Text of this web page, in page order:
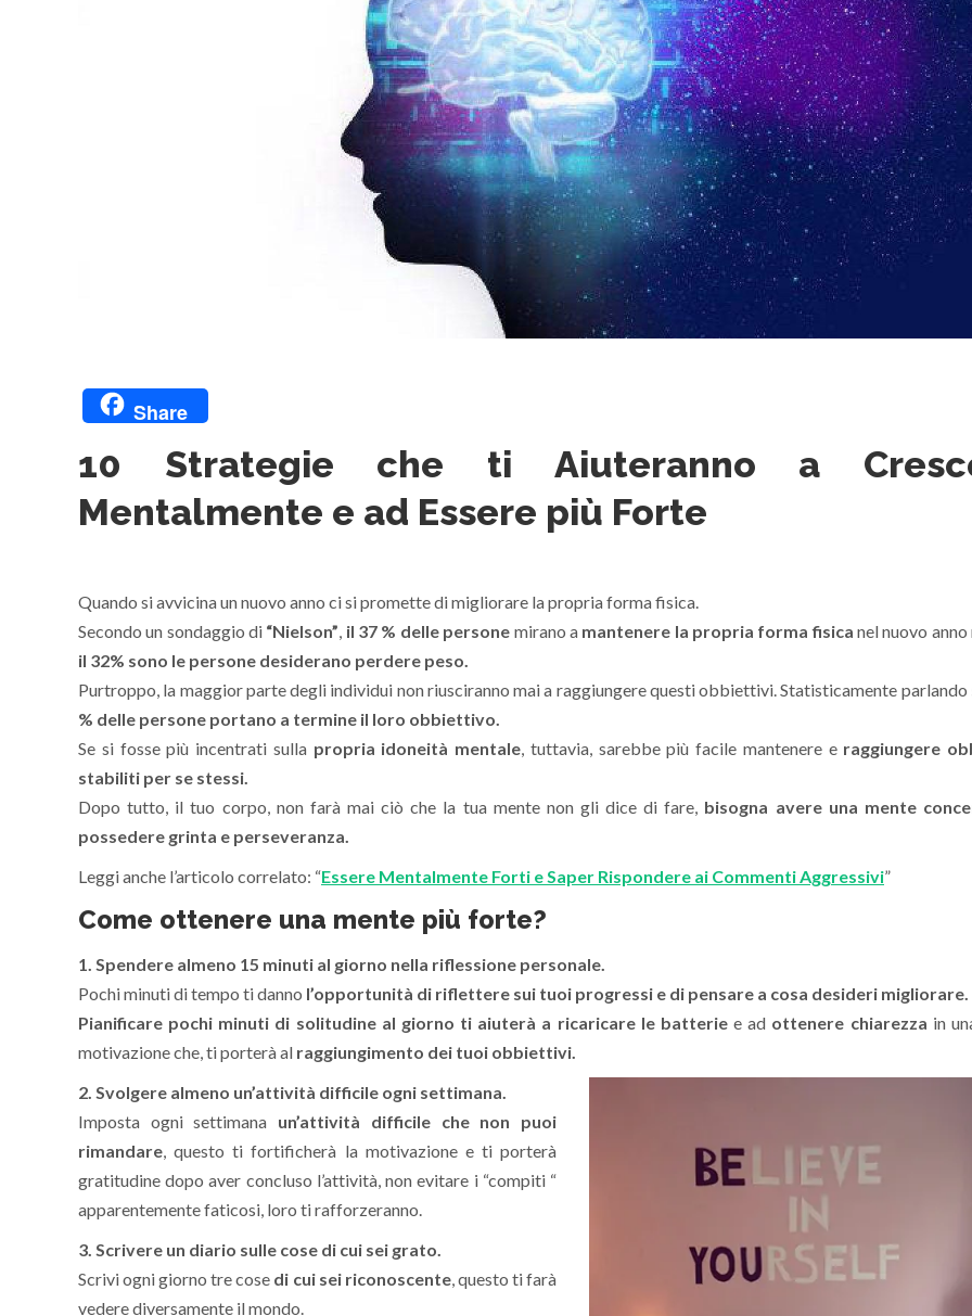
Share
10 Strategie che ti Aiuteranno a
Mentalmente e ad Essere più Forte
Quando si avvicina un nuovo anno ci si promette di migliorare la propria forma fisica.
Secondo un sondaggio di “Nielson”, il 37 % delle persone mirano amantenere la propria forma fisica nel nuovo
il 32% sono le persone desiderano perdere peso.
Purtroppo, la maggior parte degli individui non riusciranno mai a raggiungere questi obbiettivi. Statisticamente parlando
% delle persone portano a termine il loro obbiettivo.
Se si fosse più incentrati sulla propria idoneità mentale, tuttavia, sarebbe più facile mantenere e raggiungere
stabiliti per se stessi.
Dopo tutto, il tuo corpo, non farà mai ciò che la tua mente non gli dice di fare, bisogna avere una mente
possedere grinta e perseveranza.
Leggi anche l’articolo correlato: “Essere Mentalmente Forti e Saper Rispondere ai Commenti Aggressivi”
Come ottenere una mente più forte?
1. Spendere almeno 15 minuti al giorno nella riflessione personale.
Pochi minuti di tempo ti danno l’opportunità di riflettere sui tuoi progressi e di pensare a cosa desideri migliorare.
Pianificare pochi minuti di solitudine al giorno ti aiuterà a ricaricare le batteriee ad ottenere chiarezza in
motivazione che, ti porterà al raggiungimento dei tuoi obbiettivi.
2. Svolgere almeno un’attività difficile ogni settimana.
Imposta ogni settimana un’attività difficile che non puoi
rimandare, questo ti fortificherà la motivazione e ti porterà
gratitudine dopo aver concluso l’attività, non evitare i “compiti “
apparentemente faticosi, loro ti rafforzeranno.
3. Scrivere un diario sulle cose di cui sei grato.
Scrivi ogni giorno tre cose di cui sei riconoscente, questo ti farà
vedere diversamente il mondo.